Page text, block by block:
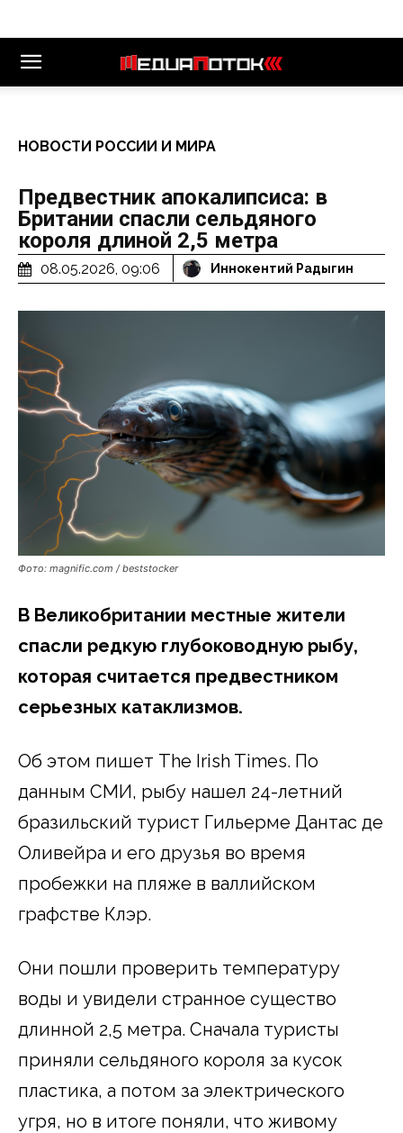
НОВОСТИ РОССИИ И МИРА
Предвестник апокалипсиса: в
Британии спасли сельдяного
короля длиной 2,5 метра
08.05.2026, 09:06 Иннокентий Радыгин
Фото: magnific.com / beststocker
В Великобритании местные жители
спасли редкую глубоководную рыбу,
которая считается предвестником
серьезных катаклизмов.
Об этом пишет The Irish Times. По
данным СМИ, рыбу нашел 24-летний
бразильский турист Гильерме Дантас де
Оливейра и его друзья во время
пробежки на пляже в валлийском
графстве Клэр.
Они пошли проверить температуру
воды и увидели странное существо
длинной 2,5 метра. Сначала туристы
приняли сельдяного короля за кусок
пластика, а потом за электрического
угря, но в итоге поняли, что живому